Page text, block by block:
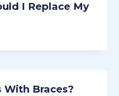
I Replace My
With Braces?